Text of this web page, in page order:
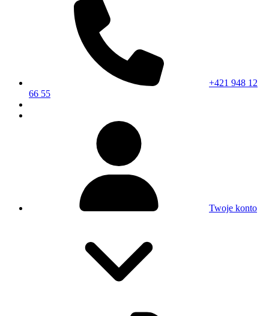
+421 948 12
66 55
Twoje konto